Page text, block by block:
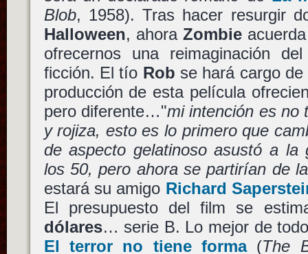
Blob, 1958). Tras hacer resurgir
Halloween, ahora Zombie
ofrecernos una reimaginación
ficción. El tío Rob se hará cargo
producción de esta película
pero diferente…"mi intención es no
y rojiza, esto es lo primero que
de aspecto gelatinoso asustó a la
los 50, pero ahora se partirían de
estará su amigo Richard
El presupuesto del film se
dólares… serie B. Lo mejor de
El terror no tiene forma(The